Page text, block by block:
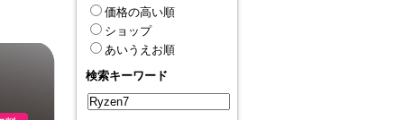
価格の高い順
ショップ
あいうえお順
検索キーワード